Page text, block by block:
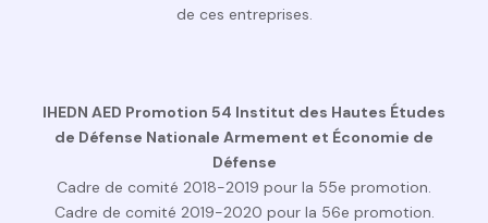
de ces entreprises.
IHEDN AED Promotion 54 Institut des Hautes Études
de Défense Nationale Armement et Économie de
Défense
Cadre de comité 2018-2019 pour la 55e promotion.
Cadre de comité 2019-2020 pour la 56e promotion.